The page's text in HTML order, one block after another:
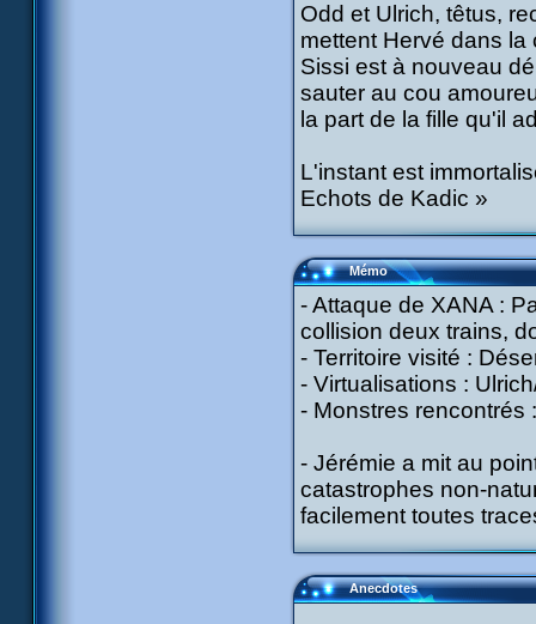
Odd et Ulrich, têtus,
mettent Hervé dans
Sissi est à nouveau
sauter au cou
la part de la fille qu'il
L'instant est
Echots de Kadic »
Mémo
- Attaque de XANA :
collision deux trains,
- Territoire visité :
- Virtualisations :
- Monstres rencontrés
- Jérémie a mit au
catastrophes non-
facilement toutes
Anecdotes